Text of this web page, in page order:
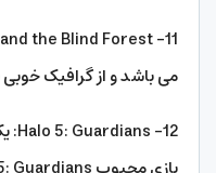
می باشد و از گرافیک خوبی